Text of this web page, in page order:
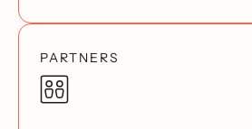
PARTNERS